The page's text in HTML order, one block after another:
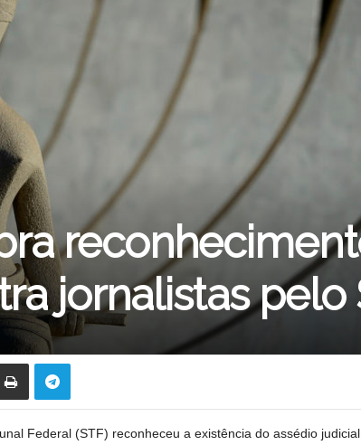
jornalistas pelo
Federal (STF) reconheceu a existência do assédio